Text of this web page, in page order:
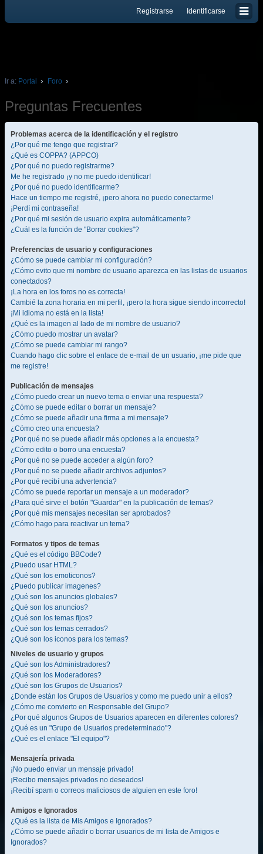
Identificarse
Registrarse
Ir a: Portal Foro
Preguntas Frecuentes
Problemas acerca de la identificación y el registro
¿Por qué me tengo que registrar?
¿Qué es COPPA? (APPCO)
¿Por qué no puedo registrarme?
Me he registrado ¡y no me puedo identificar!
¿Por qué no puedo identificarme?
Hace un tiempo me registré, ¡pero ahora no puedo conectarme!
¡Perdí mi contraseña!
¿Por qué mi sesión de usuario expira automáticamente?
¿Cuál es la función de "Borrar cookies"?
Preferencias de usuario y configuraciones
¿Cómo se puede cambiar mi configuración?
¿Cómo evito que mi nombre de usuario aparezca en las listas de usuarios
conectados?
¡La hora en los foros no es correcta!
Cambié la zona horaria en mi perfil, ¡pero la hora sigue siendo incorrecto!
¡Mi idioma no está en la lista!
¿Qué es la imagen al lado de mi nombre de usuario?
¿Cómo puedo mostrar un avatar?
¿Cómo se puede cambiar mi rango?
Cuando hago clic sobre el enlace de e-mail de un usuario, ¡me pide que
me registre!
Publicación de mensajes
¿Cómo puedo crear un nuevo tema o enviar una respuesta?
¿Cómo se puede editar o borrar un mensaje?
¿Cómo se puede añadir una firma a mi mensaje?
¿Cómo creo una encuesta?
¿Por qué no se puede añadir más opciones a la encuesta?
¿Cómo edito o borro una encuesta?
¿Por qué no se puede acceder a algún foro?
¿Por qué no se puede añadir archivos adjuntos?
¿Por qué recibí una advertencia?
¿Cómo se puede reportar un mensaje a un moderador?
¿Para qué sirve el botón "Guardar" en la publicación de temas?
¿Por qué mis mensajes necesitan ser aprobados?
¿Cómo hago para reactivar un tema?
Formatos y tipos de temas
¿Qué es el código BBCode?
¿Puedo usar HTML?
¿Qué son los emoticonos?
¿Puedo publicar imagenes?
¿Qué son los anuncios globales?
¿Qué son los anuncios?
¿Qué son los temas fijos?
¿Qué son los temas cerrados?
¿Qué son los iconos para los temas?
Niveles de usuario y grupos
¿Qué son los Administradores?
¿Qué son los Moderadores?
¿Qué son los Grupos de Usuarios?
¿Donde están los Grupos de Usuarios y como me puedo unir a ellos?
¿Cómo me convierto en Responsable del Grupo?
¿Por qué algunos Grupos de Usuarios aparecen en diferentes colores?
¿Qué es un "Grupo de Usuarios predeterminado"?
¿Qué es el enlace "El equipo"?
Mensajería privada
¡No puedo enviar un mensaje privado!
¡Recibo mensajes privados no deseados!
¡Recibí spam o correos maliciosos de alguien en este foro!
Amigos e Ignorados
¿Qué es la lista de Mis Amigos e Ignorados?
¿Cómo se puede añadir o borrar usuarios de mi lista de Amigos e
Ignorados?